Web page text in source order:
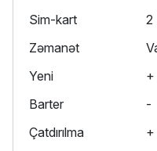
Sim-kart
2
Zəmanət
Yeni
+
Barter
-
Çatdırılma
+